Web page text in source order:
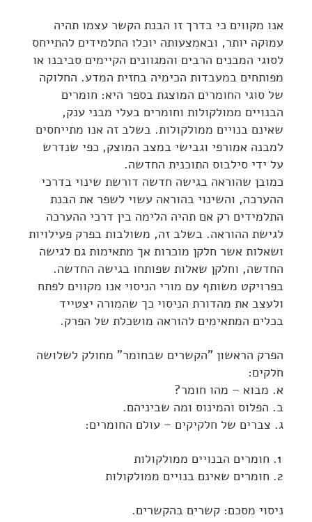
אנו מקווים כי בדרך זו הבנת הקשר עצמו תהיה
עמוקה יותר, ובאמצעותה יוכלו התלמידים להתייחס
לסוגי המבנים הרבים והמגוונים הקיימים סביבנו או
מפותחים במעבדות הכימיה בחזית המדע. החלוקה
של סוגי החומרים המוצגת בספר היא: חומרים
הבנויים ממולקולות וחומרים בעלי מבני ענק,
שאינם בנויים ממולקולות. בשלב זה אנו מתייחסים
למבנה אמורפי וגבישי במצב המוצק, כפי שנדרש
על ידי סילבוס התוכנית החדשה.
כמובן שהוראה בגישה חדשה דורשת שינוי בדרכי
ההערכה, והשינוי בהוראה עשוי לשפר את הבנת
התלמידים רק אם תהיה הלימה בין דרכי ההערכה
לגישת ההוראה. בשלב זה, משולבות בפרק פעילויות
ושאלות אשר חלקן מוכרות אך מתאימות גם לגישה
החדשה, וחלקן שאלות שפותחו בגישה החדשה.
בפרויקט משותף עם מורי הניסוי אנו מקווים לפתח
ולעצב את מהדורת הניסוי כך שהמורה יצטייד
בכלים המתאימים להוראה מושכלת של הפרק.
הפרק הראשון "הקשרים שבחומר" מחולק לשלושה
חלקים:
א. מבוא – מהו חומר?
ב. הפלוס והמינוס ומה שביניהם.
ג. צברים של חלקיקים – עולם החומרים:
חומרים הבנויים ממולקולות
חומרים שאינם בנויים ממולקולות
ניסוי מסכם: קשרים בהקשרים.